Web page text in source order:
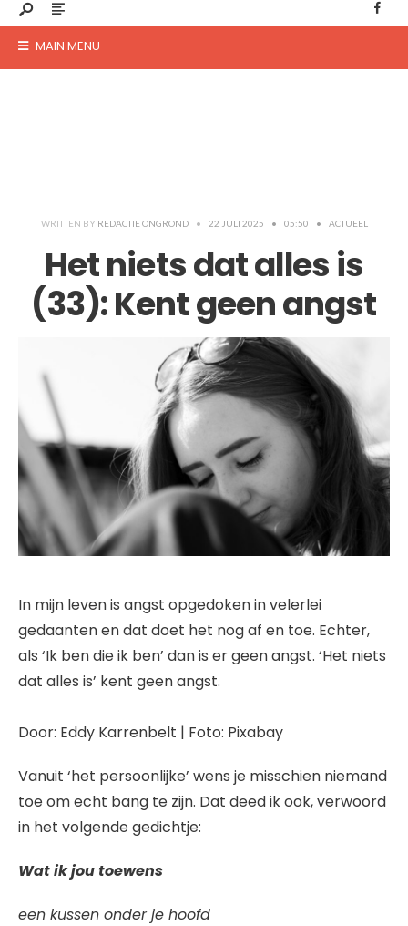
MAIN MENU
WRITTEN BY REDACTIE ONGROND • 22 JULI 2025 • 05:50 • ACTUEEL
Het niets dat alles is
(33): Kent geen angst
In mijn leven is angst opgedoken in velerlei
gedaanten en dat doet het nog af en toe. Echter,
als ‘Ik ben die ik ben’ dan is er geen angst. ‘Het niets
dat alles is’ kent geen angst.
Door: Eddy Karrenbelt | Foto: Pixabay
Vanuit ‘het persoonlijke’ wens je misschien niemand
toe om echt bang te zijn. Dat deed ik ook, verwoord
in het volgende gedichtje:
Wat ik jou toewens
een kussen onder je hoofd